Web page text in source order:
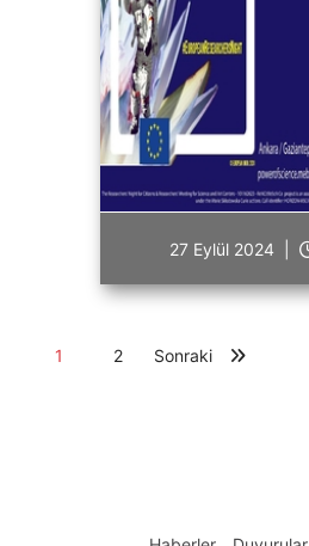
27 Eylül 2024 |
1 2 Sonraki